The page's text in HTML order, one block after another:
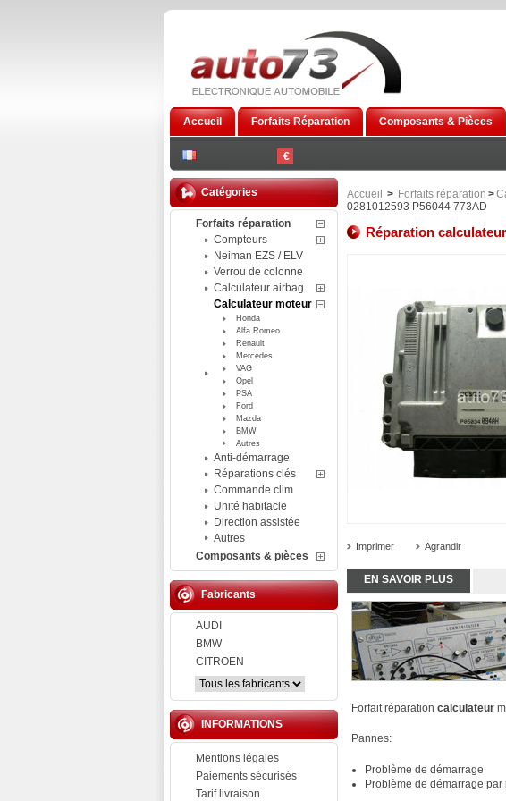
€
Accueil Forfaits Réparation Composants & Pièces
Catégories
Forfaits réparation
Compteurs
Neiman EZS / ELV
Verrou de colonne
Calculateur airbag
Calculateur moteur
Honda
Alfa Romeo
Renault
Mercedes
VAG
Opel
PSA
Ford
Mazda
BMW
Autres
Anti-démarrage
Réparations clés
Commande clim
Unité habitacle
Direction assistée
Autres
Composants & pièces
Fabricants
AUDI
BMW
CITROEN
INFORMATIONS
Mentions légales
Paiements sécurisés
Tarif livraison
Accueil > Forfaits réparation >
0281012593 P56044 773AD
Réparation
Imprimer Agrandir
EN SAVOIR PLUS
Forfait réparation calculateur
Pannes:
Problème de démarrage
Problème de démarrage par